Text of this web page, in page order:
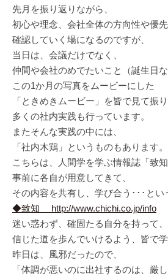
先月を振り返りながら、
初心や理念、会社全体の方向性や優
確認していく場になるのですが、
当日は、会議だけでなく、
仲間や会社のめでたいこと（誕生日
この1か月の写真をムービーにした
「ときめきムービー」を皆で見て振
多くの社内実践も行っています。
またそんな実践の中には、
「社内木鶏」というものもあります。
こちらは、人間学を学ぶ情報誌「致
事前に各自が用意してきて、
その内容を共有し、学び合う･･･とい
◆致知 http://www.chichi.co.jp/info
迷い惑わず、確固たる自分を持って、
信じた道を歩んでいけるよう、皆で
昨日は、風邪だったので、
「体調が悪いのに出社するのは、厳